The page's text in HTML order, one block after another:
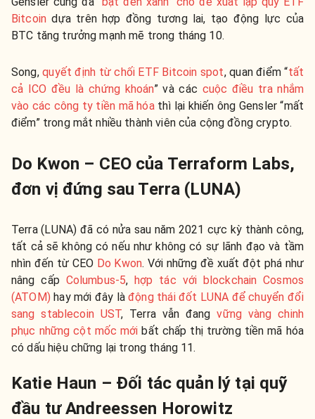
Bitcoin dựa trên hợp đồng tương lai, tạo động lực của
BTC tăng trưởng mạnh mẽ trong tháng 10.
Song,quyết định từ chối ETF Bitcoin spot, quan điểm “tất
cả ICO đều là chứng khoán” và các cuộc điều tra nhắm
vào các công ty tiền mã hóathì lại khiến ông Gensler “mất
điểm” trong mắt nhiều thành viên của cộng đồng crypto.
Do Kwon – CEO của Terraform Labs,
đơn vị đứng sau Terra (LUNA)
Terra (LUNA) đã có nửa sau năm 2021 cực kỳ thành công,
tất cả sẽ không có nếu như không có sự lãnh đạo và tầm
nhìn đến từ CEO Do Kwon. Với những đề xuất đột phá như
nâng cấp Columbus-5,hợp tác với blockchain Cosmos
(ATOM) hay mới đây làđộng thái đốt LUNA để chuyển đổi
sang stablecoin UST, Terra vẫn đangvững vàng chinh
phục những cột mốc mới bất chấp thị trường tiền mã hóa
có dấu hiệu chững lại trong tháng 11.
Katie Haun – Đối tác quản lý tại quỹ
đầu tư Andreessen Horowitz